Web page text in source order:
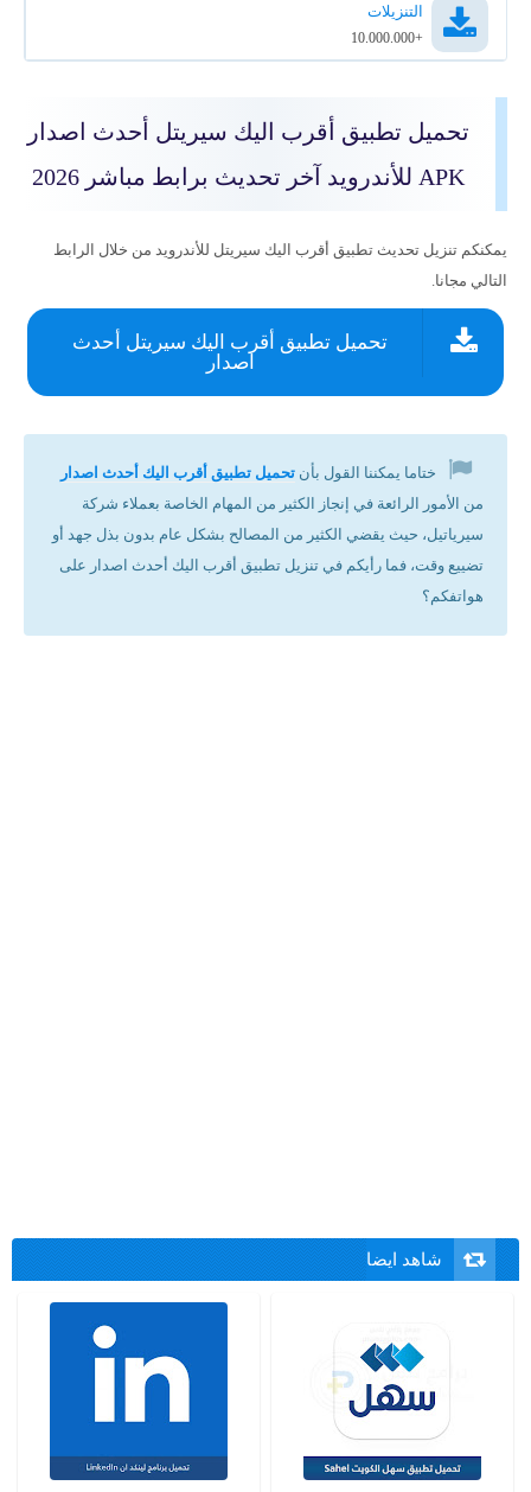
التنزيلات
+10.000.000
تحميل تطبيق أقرب اليك سيريتل أحدث اصدار
APK للأندرويد آخر تحديث برابط مباشر 2026
يمكنكم تنزيل تحديث تطبيق أقرب اليك سيريتل للأندرويد من خلال الرابط
التالي مجانا.
تحميل تطبيق أقرب اليك سيريتل أحدث
اصدار
ختاما يمكننا القول بأن تحميل تطبيق أقرب اليك أحدث اصدار
من الأمور الرائعة في إنجاز الكثير من المهام الخاصة بعملاء شركة
سيرياتيل، حيث يقضي الكثير من المصالح بشكل عام بدون بذل جهد أو
تضييع وقت، فما رأيكم في تنزيل تطبيق أقرب اليك أحدث اصدار على
هواتفكم؟
شاهد ايضا